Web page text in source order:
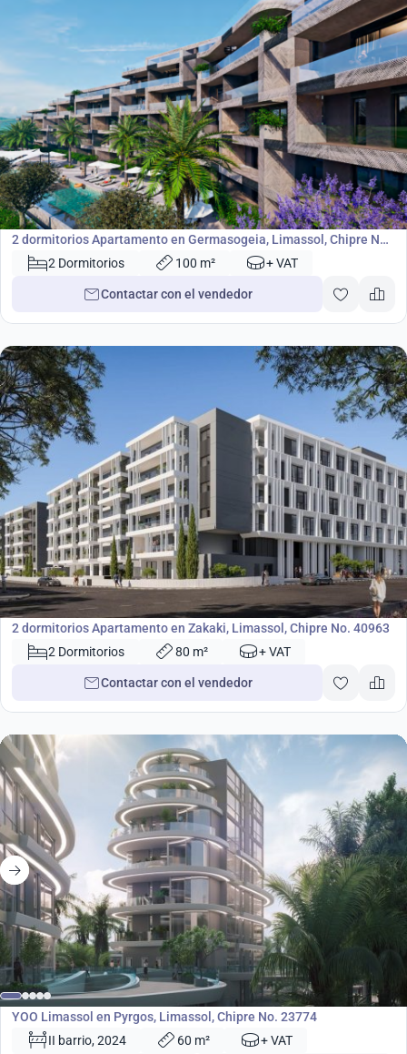
€659 000
Apartamento
2 dormitorios Apartamento en Germasogeia, Limassol, Chipre No.
488032 Dormitorios 100 m² + VAT
Contactar con el vendedor
€453 000
Apartamento
2 dormitorios Apartamento en Zakaki, Limassol, Chipre No. 40963
2 Dormitorios
80 m² + VAT
Contactar con el vendedor
desde€660 000
Desarrollo
YOO Limassol en Pyrgos, Limassol, Chipre No. 23774
II barrio, 2024
60 m² + VAT